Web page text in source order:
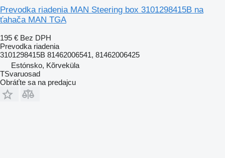
Prevodka riadenia MAN Steering box 3101298415B na
ťahača MAN TGA
195 € Bez DPH
Prevodka riadenia
3101298415B 81462006541, 81462006425
Estónsko, Kõrveküla
TSvaruosad
Obráťte sa na predajcu